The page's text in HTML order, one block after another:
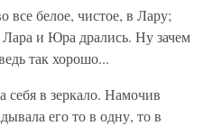
все белое, чистое, в Лару;
Лара и Юра дрались. Ну зачем
так хорошо...
себя в зеркало. Намочив
его то в одну, то в